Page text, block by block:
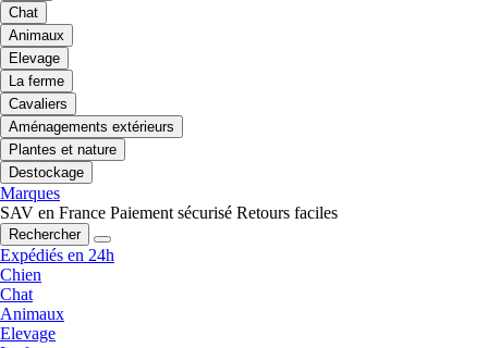
Chat
Animaux
Elevage
La ferme
Cavaliers
Aménagements extérieurs
Plantes et nature
Destockage
Marques
SAV en France Paiement sécurisé Retours faciles
Rechercher
Expédiés en 24h
Chien
Chat
Animaux
Elevage